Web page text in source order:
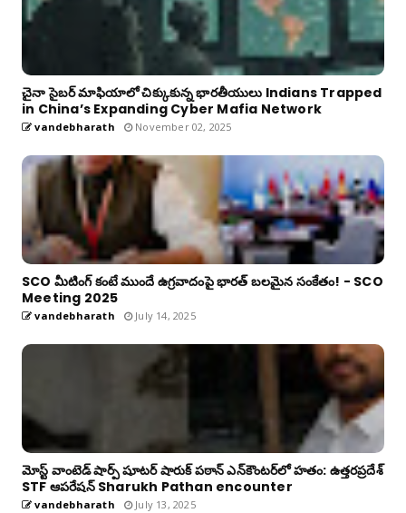
చైనా సైబర్ మాఫియాలో చిక్కుకున్న భారతీయులు Indians Trapped
in China’s Expanding Cyber Mafia Network
vandebharath November 02, 2025
SCO మీటింగ్ కంటే ముందే ఉగ్రవాదంపై భారత్ బలమైన సంకేతం! - SCO
Meeting 2025
vandebharath July 14, 2025
మోస్ట్ వాంటెడ్ షార్ప్ షూటర్ షారుక్ పఠాన్ ఎన్‌కౌంటర్‌లో హతం: ఉత్తరప్రదేశ్
STF ఆపరేషన్ Sharukh Pathan encounter
vandebharath July 13, 2025